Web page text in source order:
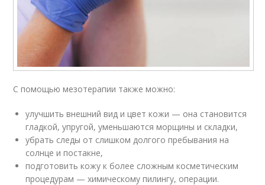
С помощью мезотерапии также можно:
улучшить внешний вид и цвет кожи — она становится
гладкой, упругой, уменьшаются морщины и складки,
убрать следы от слишком долгого пребывания на
солнце и постакне,
подготовить кожу к более сложным косметическим
процедурам — химическому пилингу, операции.